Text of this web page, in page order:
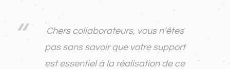
Chers collaborateurs, vous n’êtes
pas sans savoir que votre support
est essentiel à la réalisation de ce